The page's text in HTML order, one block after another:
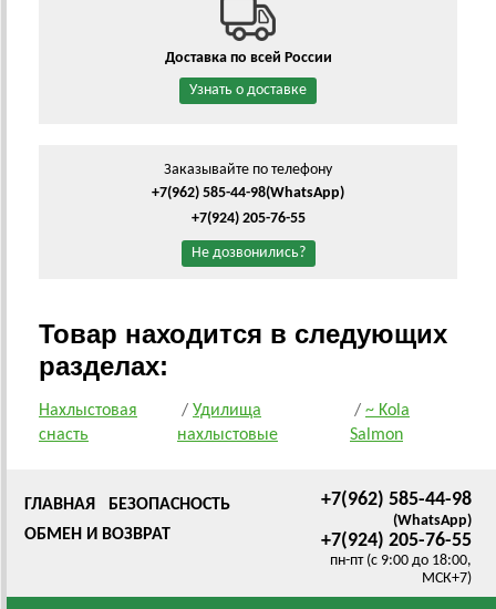
Доставка по всей России
Узнать о доставке
Заказывайте по телефону
+7(962) 585-44-98(WhatsApp)
+7(924) 205-76-55
Не дозвонились?
Товар находится в следующих
разделах:
Нахлыстовая
снасть
/ Удилища
нахлыстовые
/ ~ Kola
Salmon
+7(962) 585-44-98
(WhatsApp)
+7(924) 205-76-55
пн-пт (с 9:00 до 18:00,
МСК+7)
ГЛАВНАЯ
БЕЗОПАСНОСТЬ
ОБМЕН И ВОЗВРАТ